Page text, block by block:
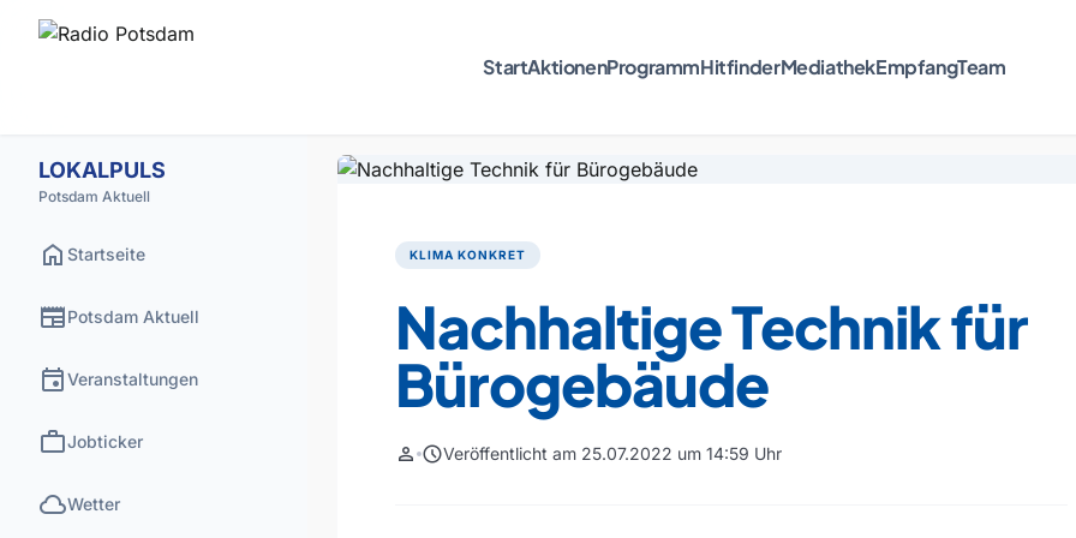
StartAktionenProgrammHitfinderMediathekEmpfangTeam
LOKALPULS
Potsdam Aktuell
home Startseite
newspaperPotsdam Aktuell
eventVeranstaltungen
workJobticker
cloudWetter
KLIMA KONKRET
Nachhaltige Technik für
Bürogebäude
person scheduleVeröffentlicht am 25.07.2022 um 14:59 Uhr